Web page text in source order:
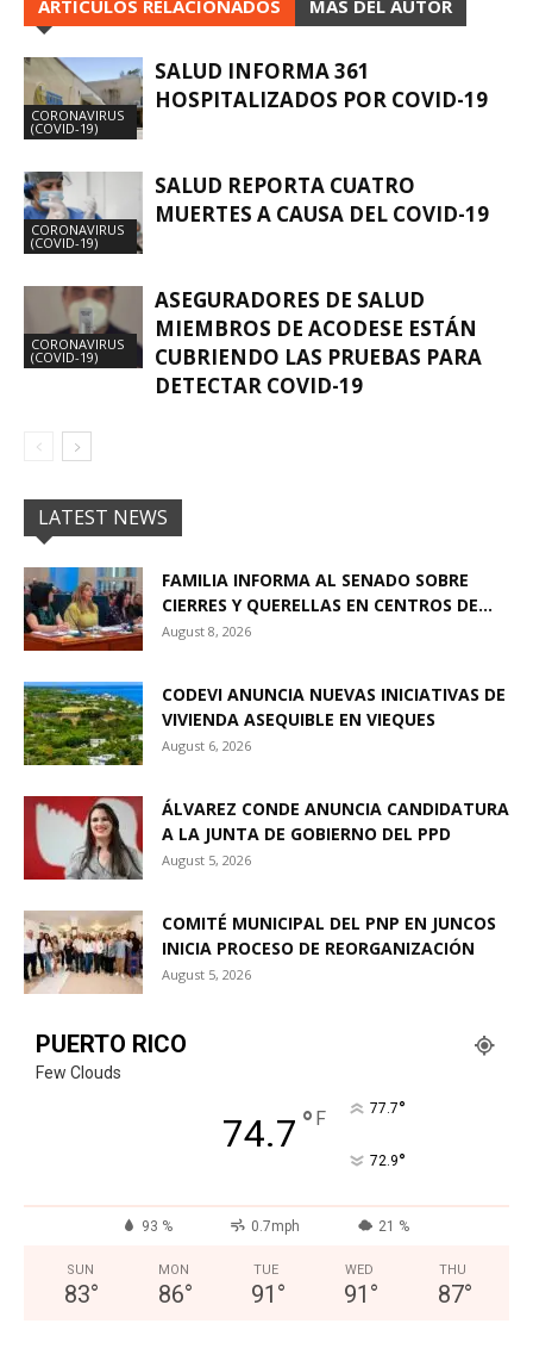
ARTÍCULOS RELACIONADOS MÁS DEL AUTOR
CORONAVIRUS
(COVID-19)
SALUD INFORMA 361
HOSPITALIZADOS POR COVID-19
CORONAVIRUS
(COVID-19)
SALUD REPORTA CUATRO
MUERTES A CAUSA DEL COVID-19
CORONAVIRUS
(COVID-19)
ASEGURADORES DE SALUD
MIEMBROS DE ACODESE ESTÁN
CUBRIENDO LAS PRUEBAS PARA
DETECTAR COVID-19
LATEST NEWS
FAMILIA INFORMA AL SENADO SOBRE
CIERRES Y QUERELLAS EN CENTROS DE...
August 8, 2026
CODEVI ANUNCIA NUEVAS INICIATIVAS DE
VIVIENDA ASEQUIBLE EN VIEQUES
August 6, 2026
ÁLVAREZ CONDE ANUNCIA CANDIDATURA
A LA JUNTA DE GOBIERNO DEL PPD
August 5, 2026
COMITÉ MUNICIPAL DEL PNP EN JUNCOS
INICIA PROCESO DE REORGANIZACIÓN
August 5, 2026
PUERTO RICO
Few Clouds
74.7 ° F 77.7°
72.9°
93 % 0.7mph 21 %
SUN
83°
MON
86°
TUE
91 °
WED
91 °
THU
87°